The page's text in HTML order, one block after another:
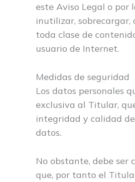
este Aviso Legal o por
inutilizar, sobrecargar,
toda clase de
usuario de Internet.
Medidas de seguridad
Los datos personales
exclusiva al Titular,
integridad y calidad
datos.
No obstante, debe ser
que, por tanto el